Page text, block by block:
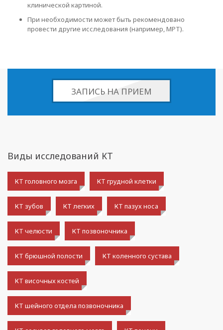
клинической картиной.
При необходимости может быть рекомендовано
провести другие исследования (например, МРТ).
ЗАПИСЬ НА ПРИЕМ
Виды исследований КТ
КТ головного мозга КТ грудной клетки
КТ зубов КТ легких КТ пазух носа
КТ челюсти КТ позвоночника
КТ брюшной полости КТ коленного сустава
КТ височных костей
КТ шейного отдела позвоночника